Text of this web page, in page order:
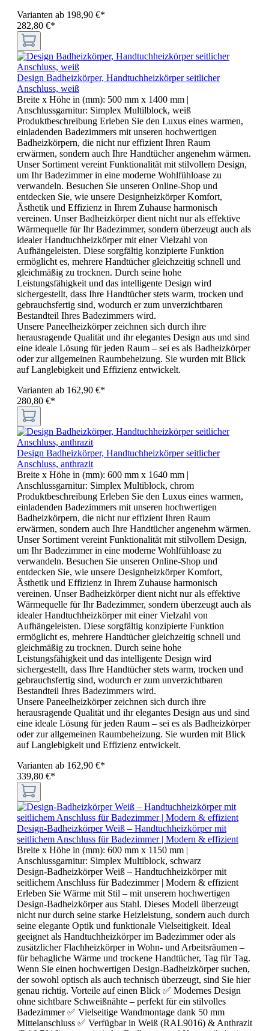
Varianten ab 198,90 €*
282,80 €*
Design Badheizkörper, Handtuchheizkörper seitlicher
Anschluss, weiß
Breite x Höhe in (mm): 500 mm x 1400 mm |
Anschlussgarnitur: Simplex Multilblock, weiß
Produktbeschreibung Erleben Sie den Luxus eines warmen,
einladenden Badezimmers mit unseren hochwertigen
Badheizkörpern, die nicht nur effizient Ihren Raum
erwärmen, sondern auch Ihre Handtücher angenehm wärmen.
Unser Sortiment vereint Funktionalität mit stilvollem Design,
um Ihr Badezimmer in eine moderne Wohlfühloase zu
verwandeln. Besuchen Sie unseren Online-Shop und
entdecken Sie, wie unsere Designheizkörper Komfort,
Ästhetik und Effizienz in Ihrem Zuhause harmonisch
vereinen. Unser Badheizkörper dient nicht nur als effektive
Wärmequelle für Ihr Badezimmer, sondern überzeugt auch als
idealer Handtuchheizkörper mit einer Vielzahl von
Aufhängeleisten. Diese sorgfältig konzipierte Funktion
ermöglicht es, mehrere Handtücher gleichzeitig schnell und
gleichmäßig zu trocknen. Durch seine hohe
Leistungsfähigkeit und das intelligente Design wird
sichergestellt, dass Ihre Handtücher stets warm, trocken und
gebrauchsfertig sind, wodurch er zum unverzichtbaren
Bestandteil Ihres Badezimmers wird.
Unsere Paneelheizkörper zeichnen sich durch ihre
herausragende Qualität und ihr elegantes Design aus und sind
eine ideale Lösung für jeden Raum – sei es als Badheizkörper
oder zur allgemeinen Raumbeheizung. Sie wurden mit Blick
auf Langlebigkeit und Effizienz entwickelt.
Varianten ab 162,90 €*
280,80 €*
Design Badheizkörper, Handtuchheizkörper seitlicher
Anschluss, anthrazit
Breite x Höhe in (mm): 600 mm x 1640 mm |
Anschlussgarnitur: Simplex Multiblock, chrom
Produktbeschreibung Erleben Sie den Luxus eines warmen,
einladenden Badezimmers mit unseren hochwertigen
Badheizkörpern, die nicht nur effizient Ihren Raum
erwärmen, sondern auch Ihre Handtücher angenehm wärmen.
Unser Sortiment vereint Funktionalität mit stilvollem Design,
um Ihr Badezimmer in eine moderne Wohlfühloase zu
verwandeln. Besuchen Sie unseren Online-Shop und
entdecken Sie, wie unsere Designheizkörper Komfort,
Ästhetik und Effizienz in Ihrem Zuhause harmonisch
vereinen. Unser Badheizkörper dient nicht nur als effektive
Wärmequelle für Ihr Badezimmer, sondern überzeugt auch als
idealer Handtuchheizkörper mit einer Vielzahl von
Aufhängeleisten. Diese sorgfältig konzipierte Funktion
ermöglicht es, mehrere Handtücher gleichzeitig schnell und
gleichmäßig zu trocknen. Durch seine hohe
Leistungsfähigkeit und das intelligente Design wird
sichergestellt, dass Ihre Handtücher stets warm, trocken und
gebrauchsfertig sind, wodurch er zum unverzichtbaren
Bestandteil Ihres Badezimmers wird.
Unsere Paneelheizkörper zeichnen sich durch ihre
herausragende Qualität und ihr elegantes Design aus und sind
eine ideale Lösung für jeden Raum – sei es als Badheizkörper
oder zur allgemeinen Raumbeheizung. Sie wurden mit Blick
auf Langlebigkeit und Effizienz entwickelt.
Varianten ab 162,90 €*
339,80 €*
Design-Badheizkörper Weiß – Handtuchheizkörper mit
seitlichem Anschluss für Badezimmer | Modern & effizient
Breite x Höhe in (mm): 600 mm x 1150 mm |
Anschlussgarnitur: Simplex Multiblock, schwarz
Design-Badheizkörper Weiß – Handtuchheizkörper mit
seitlichem Anschluss für Badezimmer | Modern & effizient
Erleben Sie Wärme mit Stil – mit unserem hochwertigen
Design-Badheizkörper aus Stahl. Dieses Modell überzeugt
nicht nur durch seine starke Heizleistung, sondern auch durch
seine elegante Optik und funktionale Vielseitigkeit. Ideal
geeignet als Handtuchheizkörper im Badezimmer oder als
zusätzlicher Flachheizkörper in Wohn- und Arbeitsräumen –
für behagliche Wärme und trockene Handtücher, Tag für Tag.
Wenn Sie einen hochwertigen Design-Badheizkörper suchen,
der sowohl optisch als auch technisch überzeugt, sind Sie hier
genau richtig. Vorteile auf einen Blick ✅ Modernes Design
ohne sichtbare Schweißnähte – perfekt für ein stilvolles
Badezimmer ✅ Vielseitige Wandmontage dank 50 mm
Mittelanschluss ✅ Verfügbar in Weiß (RAL9016) & Anthrazit